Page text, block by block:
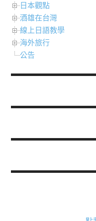
日本觀點
酒雄在台灣
線上日語教學
海外旅行
公告